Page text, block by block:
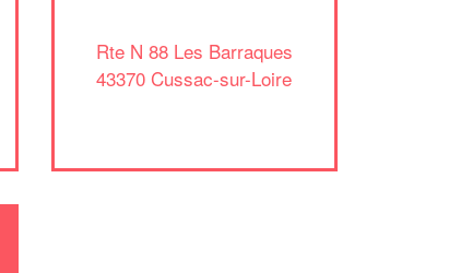
Rte N 88 Les Barraques
43370 Cussac-sur-Loire